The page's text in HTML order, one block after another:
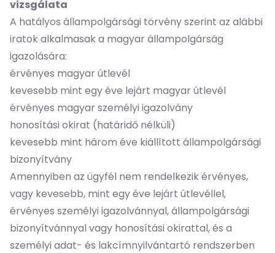
vizsgálata
A hatályos állampolgársági törvény szerint az alábbi
iratok alkalmasak a magyar állampolgárság
igazolására:
érvényes magyar útlevél
kevesebb mint egy éve lejárt magyar útlevél
érvényes magyar személyi igazolvány
honosítási okirat (határidő nélküli)
kevesebb mint három éve kiállított állampolgársági
bizonyítvány
Amennyiben az ügyfél nem rendelkezik érvényes,
vagy kevesebb, mint egy éve lejárt útlevéllel,
érvényes személyi igazolvánnyal, állampolgársági
bizonyítvánnyal vagy honosítási okirattal, és a
személyi adat- és lakcímnyilvántartó rendszerben